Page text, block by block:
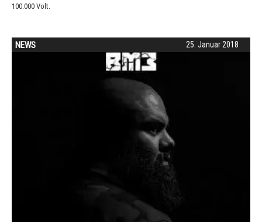
100.000 Volt.
25. Januar 2018
NEWS